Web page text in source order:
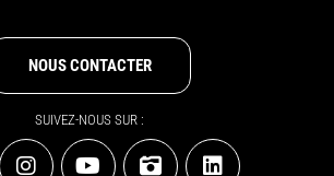
NOUS CONTACTER
SUIVEZ-NOUS SUR :